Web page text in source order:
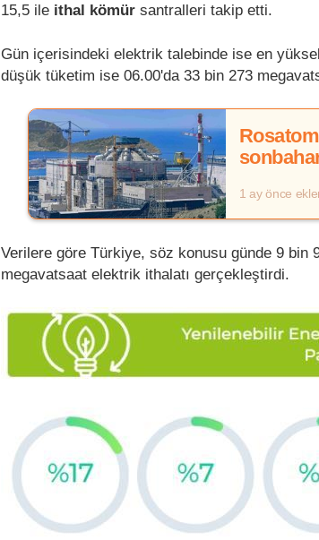
15,5 ile ithal kömür santralleri takip etti.
Gün içerisindeki elektrik talebinde ise en
düşük tüketim ise 06.00'da 33 bin 273
1 ay önce
Verilere göre Türkiye, söz konusu günde 9
megavatsaat elektrik ithalatı gerçekleştirdi.